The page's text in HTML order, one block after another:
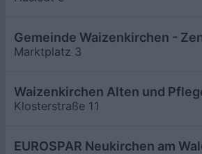
Gemeinde Waizenkirchen -
Marktplatz 3
Waizenkirchen Alten und
Klosterstraße 11
EUROSPAR Neukirchen am